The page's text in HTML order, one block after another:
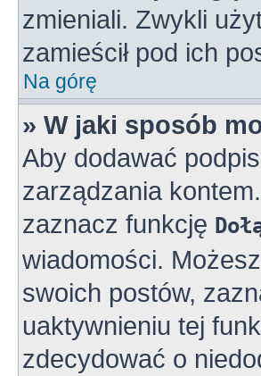
zmieniali. Zwykli
zamieścił pod ich
Na górę
» W jaki sposób
Aby dodawać
zarządzania
zaznacz funkcję
wiadomości.
swoich postów,
uaktywnieniu tej
zdecydować o